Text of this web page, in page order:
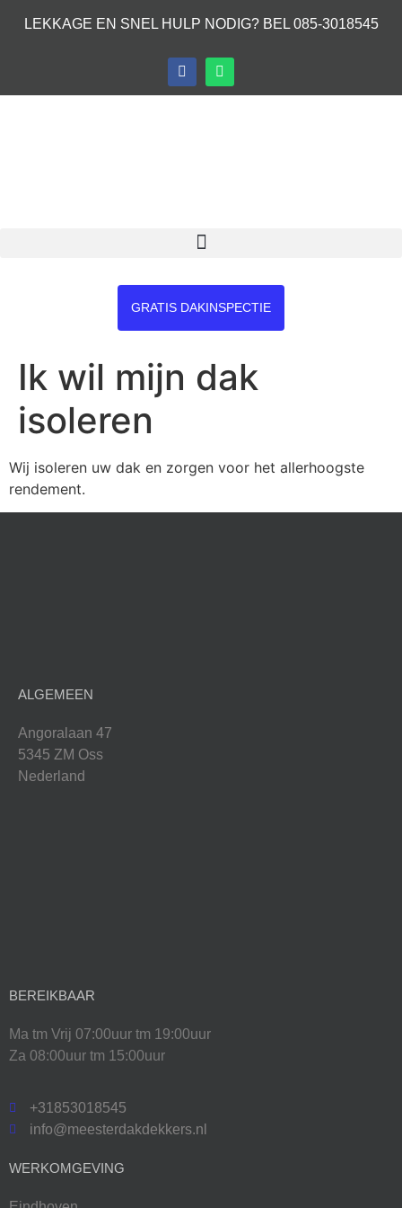
LEKKAGE EN SNEL HULP NODIG? BEL 085-3018545
GRATIS DAKINSPECTIE
Ik wil mijn dak
isoleren
Wij isoleren uw dak en zorgen voor het allerhoogste
rendement.
ALGEMEEN
Angoralaan 47
5345 ZM Oss
Nederland
BEREIKBAAR
Ma tm Vrij 07:00uur tm 19:00uur
Za 08:00uur tm 15:00uur
+31853018545
info@meesterdakdekkers.nl
WERKOMGEVING